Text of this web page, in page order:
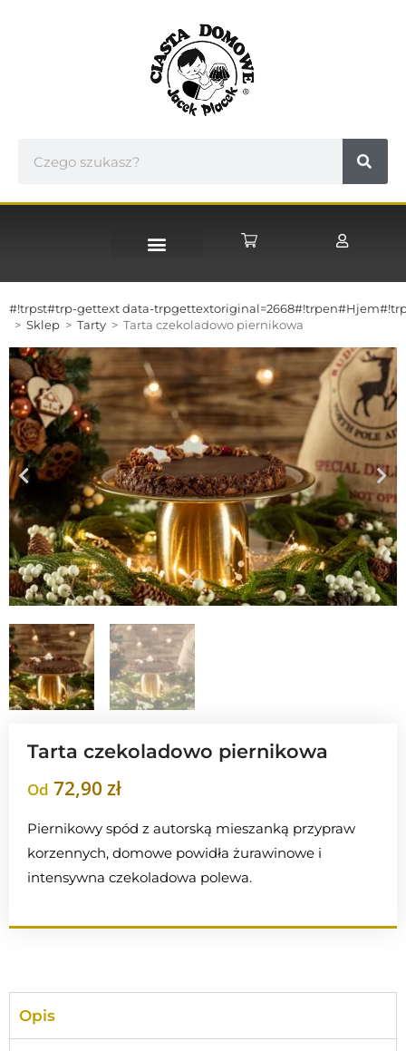
#!trpst#trp-gettext data-
> Sklep > Tarty > Tarta czekoladowo piernikowa
Tarta czekoladowo piernikowa
Od 72,90 zł
Piernikowy spód z autorską mieszanką przypraw
korzennych, domowe powidła żurawinowe i
intensywna czekoladowa polewa.
Opis